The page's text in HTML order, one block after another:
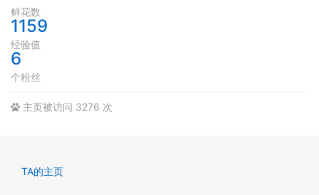
鲜花数
1159
经验值
6
个粉丝
主页被访问 3276 次
TA的主页